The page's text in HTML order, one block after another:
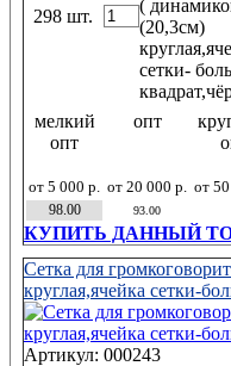
298 шт.
мелкий
опт
от 5 000 р.
опт
от 20 000 р. от
98.00
93.00
КУПИТЬ ДАННЫЙ
Сетка для
круглая,ячейка сетки-
Артикул: 000243